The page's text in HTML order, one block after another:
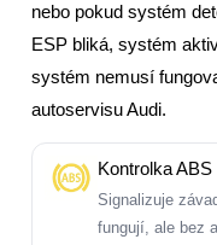
nebo pokud systém
ESP bliká, systém
systém nemusí
autoservisu Audi.
Kontrolka ABS
Signalizuje
fungují, ale bez